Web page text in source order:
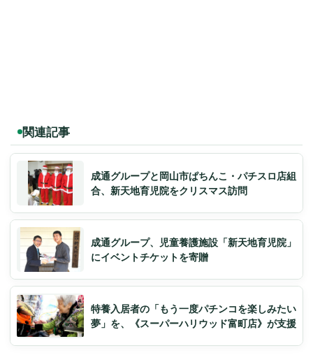
関連記事
成通グループと岡山市ぱちんこ・パチスロ店組
合、新天地育児院をクリスマス訪問
成通グループ、児童養護施設「新天地育児院」
にイベントチケットを寄贈
特養入居者の「もう一度パチンコを楽しみたい
夢」を、《スーパーハリウッド富町店》が支援